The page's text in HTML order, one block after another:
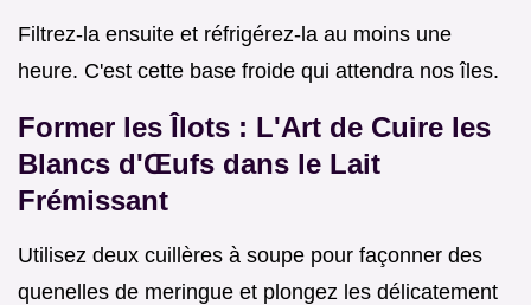
Filtrez-la ensuite et réfrigérez-la au moins une
heure. C'est cette base froide qui attendra nos îles.
Former les Îlots : L'Art de Cuire les
Blancs d'Œufs dans le Lait
Frémissant
Utilisez deux cuillères à soupe pour façonner des
quenelles de meringue et plongez les délicatement